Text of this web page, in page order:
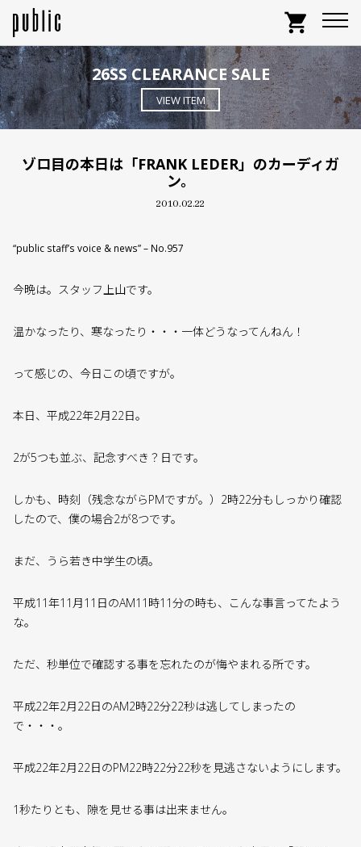
shopping_cart
26SS CLEARANCE SALE
VIEW ITEM
ゾロ目の本日は「FRANK LEDER」のカーディガ
ン。
2010.02.22
“public staff’s voice & news” – No.957
今晩は。スタッフ上山です。
温かなったり、寒なったり・・・一体どうなってんねん！
って感じの、今日この頃ですが。
本日、平成22年2月22日。
2が5つも並ぶ、記念すべき？日です。
しかも、時刻（残念ながらPMですが。）2時22分もしっかり確認
したので、僕の場合2が8つです。
まだ、うら若き中学生の頃。
平成11年11月11日のAM11時11分の時も、こんな事言ってたよう
な。
ただ、秒単位で確認する事を忘れたのが悔やまれる所です。
平成22年2月22日のAM2時22分22秒は逃してしまったの
で・・・。
平成22年2月22日のPM22時22分22秒を見逃さないようにします。
1秒たりとも、隙を見せる事は出来ません。